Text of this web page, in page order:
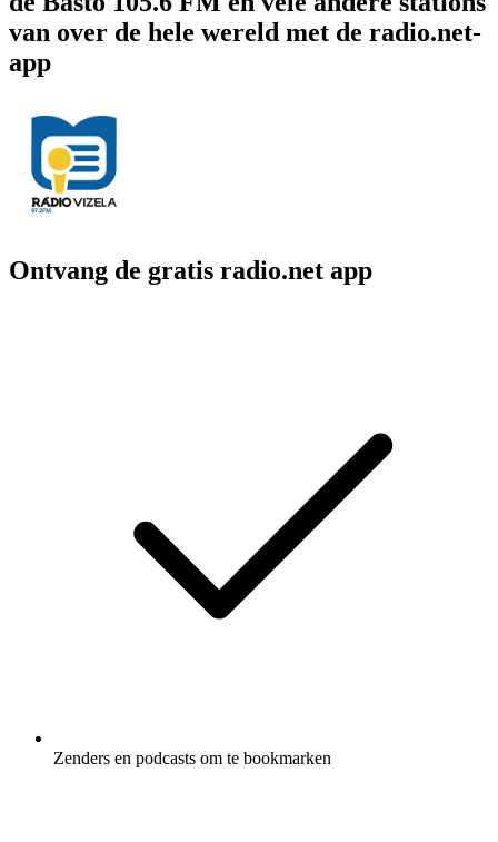
van over de hele wereld met de radio.net-
app
Ontvang de gratis radio.net app
Zenders en podcasts om te bookmarken